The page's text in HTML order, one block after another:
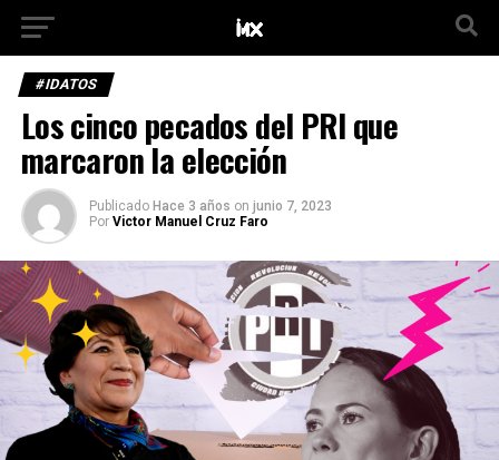
#IDATOS
Los cinco pecados del PRI que
marcaron la elección
Publicado Hace 3 años on junio 7, 2023
Por Victor Manuel Cruz Faro